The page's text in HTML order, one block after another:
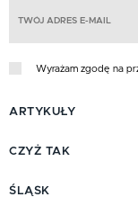
Wyrażam zgodę na
ARTYKUŁY
CZYŻ TAK
ŚLĄSK